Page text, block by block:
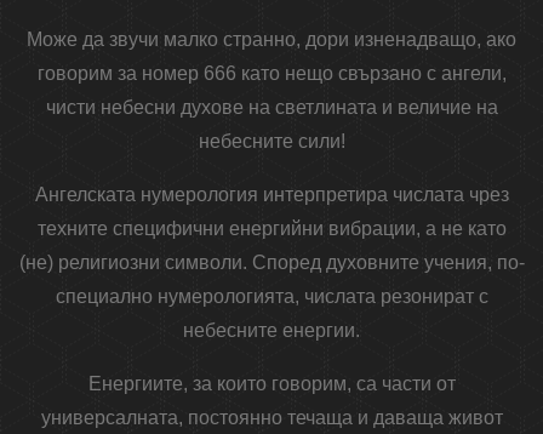
Може да звучи малко странно, дори изненадващо, ако
говорим за номер 666 като нещо свързано с ангели,
чисти небесни духове на светлината и величие на
небесните сили!
Ангелската нумерология интерпретира числата чрез
техните специфични енергийни вибрации, а не като
(не) религиозни символи. Според духовните учения, по-
специално нумерологията, числата резонират с
небесните енергии.
Енергиите, за които говорим, са части от
универсалната, постоянно течаща и даваща живот